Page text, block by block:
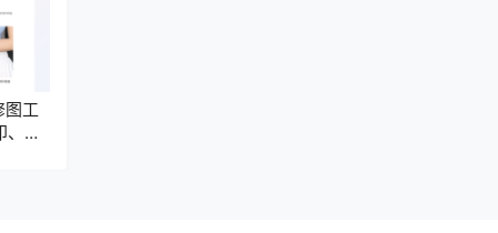
图工
、杂